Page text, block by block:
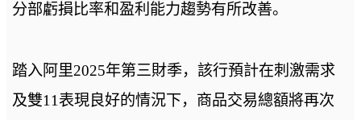
分部虧損比率和盈利能力趨勢有所改善。
踏入阿里2025年第三財季，該行預計在刺激需求
及雙11表現良好的情況下，商品交易總額將再次